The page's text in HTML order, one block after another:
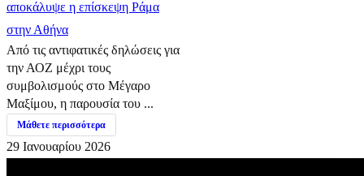
αποκάλυψε η επίσκεψη Ράμα
στην Αθήνα
Από τις αντιφατικές δηλώσεις για
την ΑΟΖ μέχρι τους
συμβολισμούς στο Μέγαρο
Μαξίμου, η παρουσία του ...
Μάθετε περισσότερα
29 Ιανουαρίου 2026